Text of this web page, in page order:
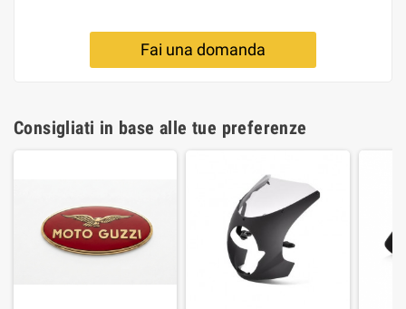
Fai una domanda
Consigliati in base alle tue preferenze